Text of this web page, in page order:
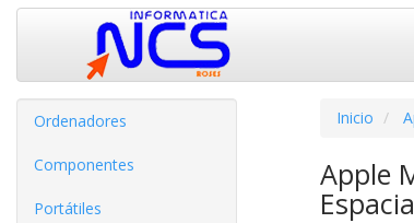
Ordenadores
Componentes
Portátiles
Inicio
Apple